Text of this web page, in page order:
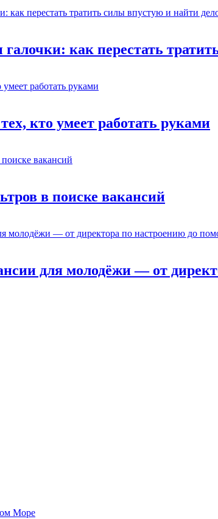
галочки: как перестать
кто умеет работать руками
в поиске вакансий
для молодёжи — от
Море